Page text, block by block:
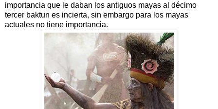
importancia que le daban los antiguos mayas al décimo
tercer baktun es incierta, sin embargo para los mayas
actuales no tiene importancia.